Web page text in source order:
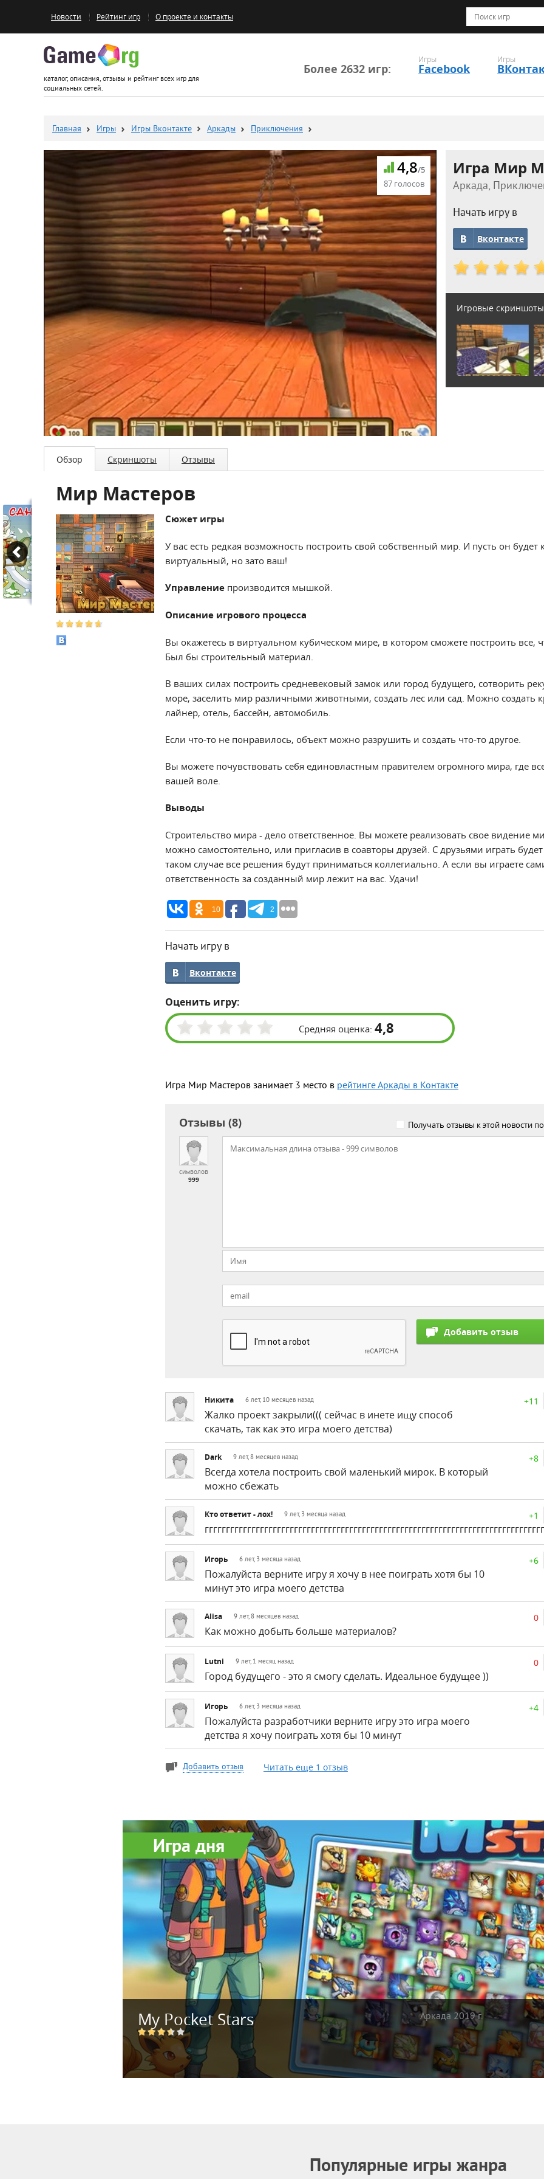
Новости Рейтинг игр О проекте и контакты
Более 2632 игр:
Игры
Facebook
Игры
каталог, описания, отзывы и рейтинг всех игр для
социальных сетей.
Главная Игры Игры Вконтакте Аркады Приключения
4,8/5
87 голосов
Игра Мир
Аркада,
Начать игру в
Вконтакте
Игровые
Обзор Скриншоты Отзывы
Мир Мастеров
Сюжет игры
У вас есть редкая возможность построить свой собственный мир. И пусть он будет
виртуальный, но зато ваш!
Управление производится мышкой.
Описание игрового процесса
Вы окажетесь в виртуальном кубическом мире, в котором сможете построить все,
Был бы строительный материал.
В ваших силах построить средневековый замок или город будущего, сотворить
море, заселить мир различными животными, создать лес или сад. Можно создать
лайнер, отель, бассейн, автомобиль.
Если что-то не понравилось, объект можно разрушить и создать что-то другое.
Вы можете почувствовать себя единовластным правителем огромного мира, где
вашей воле.
Выводы
Строительство мира - дело ответственное. Вы можете реализовать свое видение
можно самостоятельно, или пригласив в соавторы друзей. С друзьями играть
таком случае все решения будут приниматься коллегиально. А если вы играете
ответственность за созданный мир лежит на вас. Удачи!
10 2
Начать игру в
Вконтакте
Оценить игру:
Средняя оценка: 4,8
Игра Мир Мастеров занимает 3 место в рейтинге Аркады в Контакте
Отзывы (8) Получать отзывы к этой новости
символов
999
Никита 6 лет, 10 месяцев назад
Жалко проект закрыли((( сейчас в инете ищу способ
скачать, так как это игра моего детства)
+11
Dark 9 лет, 8 месяцев назад
Всегда хотела построить свой маленький мирок. В который
можно сбежать
+8
Кто ответит - лох! 9 лет, 3 месяца назад +1
Игорь 6 лет, 3 месяца назад
Пожалуйста верните игру я хочу в нее поиграть хотя бы 10
минут это игра моего детства
+6
Alisa 9 лет, 8 месяцев назад
Как можно добыть больше материалов?
0
Lutni 9 лет, 1 месяц назад
Город будущего - это я смогу сделать. Идеальное будущее ))
0
Игорь 6 лет, 3 месяца назад
Пожалуйста разработчики верните игру это игра моего
детства я хочу поиграть хотя бы 10 минут
+4
Добавить отзыв Читать еще 1 отзыв
Игра дня
My Pocket Stars Аркада 2019 г.
Популярные игры жанра